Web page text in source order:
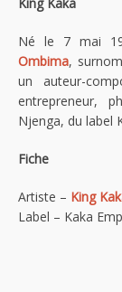
King Kaka
Né le 7 mai
Ombima,
un auteur-
entrepreneur,
Njenga, du label
Fiche
Artiste – King
Label – Kaka